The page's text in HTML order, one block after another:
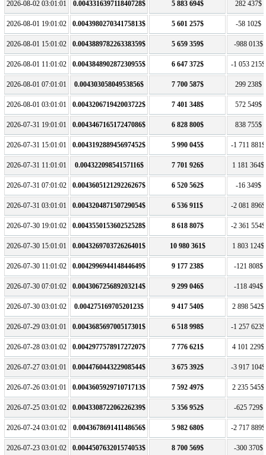
2026-08-02 03:01:01 0.004331639711840728$ 5 883 694$ 282 437$
2026-08-01 19:01:02 0.004398027034175813$ 5 601 257$ -58 102$
2026-08-01 15:01:02 0.004388978226338359$ 5 659 359$ -988 013$
2026-08-01 11:01:02 0.004384890287230955$ 6 647 372$ -1 053 215$
2026-08-01 07:01:01 0.00430305804953856$ 7 700 587$ 299 238$
2026-08-01 03:01:01 0.004320671942003722$ 7 401 348$ 572 549$
2026-07-31 19:01:01 0.004346716517247086$ 6 828 800$ 838 755$
2026-07-31 15:01:01 0.004319288945697452$ 5 990 045$ -1 711 881$
2026-07-31 11:01:01 0.00432209854157116$ 7 701 926$ 1 181 364$
2026-07-31 07:01:02 0.004360512129226267$ 6 520 562$ -16 349$
2026-07-31 03:01:01 0.004320487150729054$ 6 536 911$ -2 081 896$
2026-07-30 19:01:02 0.004355015360252528$ 8 618 807$ -2 361 554$
2026-07-30 15:01:01 0.004326970372626401$ 10 980 361$ 1 803 124$
2026-07-30 11:01:02 0.004299694414844649$ 9 177 238$ -121 808$
2026-07-30 07:01:02 0.004306725689203214$ 9 299 046$ -118 494$
2026-07-30 03:01:02 0.00427516970520123$ 9 417 540$ 2 898 542$
2026-07-29 03:01:01 0.004368569700517301$ 6 518 998$ -1 257 623$
2026-07-28 03:01:02 0.004297757891727207$ 7 776 621$ 4 101 229$
2026-07-27 03:01:01 0.004476044322908544$ 3 675 392$ -3 917 104$
2026-07-26 03:01:01 0.004360592971071713$ 7 592 497$ 2 235 545$
2026-07-25 03:01:02 0.004330872206226239$ 5 356 952$ -625 729$
2026-07-24 03:01:02 0.004367869141148656$ 5 982 680$ -2 717 889$
2026-07-23 03:01:02 0.004450763201574053$ 8 700 569$ -300 370$